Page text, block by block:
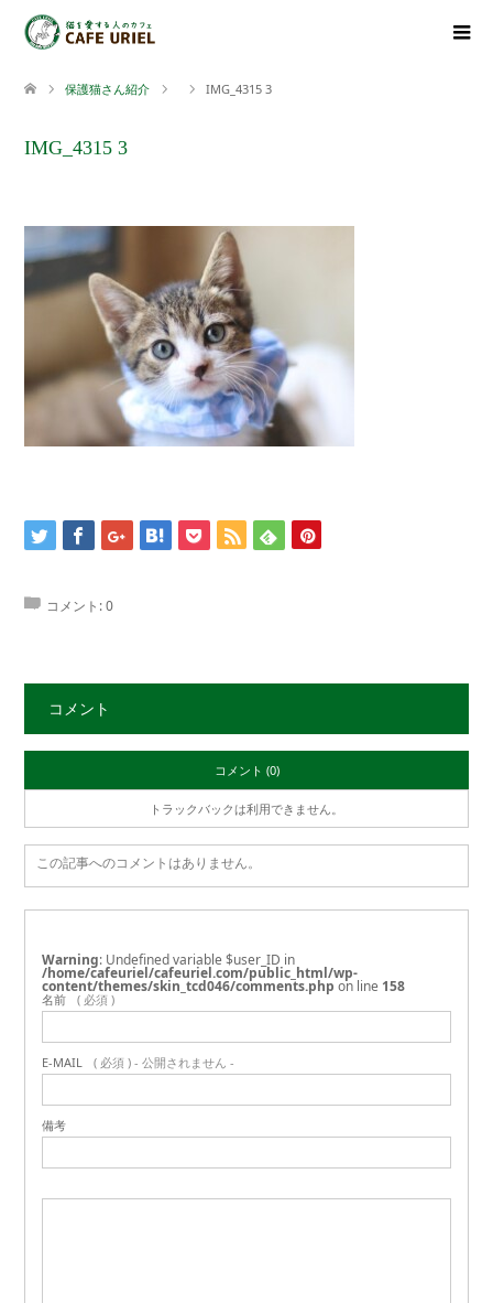
保護猫さん紹介 IMG_4315 3
IMG_4315 3
コメント:0
コメント
コメント (0)
トラックバックは利用できません。
この記事へのコメントはありません。
Warning : Undefined variable $user_ID in
/home/cafeuriel/cafeuriel.com/public_html/wp-
content/themes/skin_tcd046/comments.php on line 158
名前 ( 必須 )
E-MAIL ( 必須 ) - 公開されません -
備考